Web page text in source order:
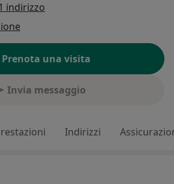
indirizzo
Prenota una visita
Invia messaggio
Indirizzi